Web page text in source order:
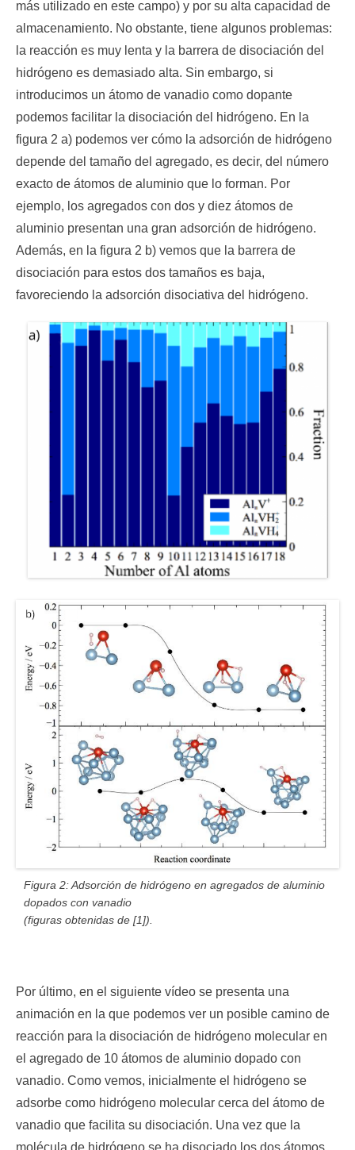
más utilizado en este campo) y por su alta capacidad de
almacenamiento. No obstante, tiene algunos problemas:
la reacción es muy lenta y la barrera de disociación del
hidrógeno es demasiado alta. Sin embargo, si
introducimos un átomo de vanadio como dopante
podemos facilitar la disociación del hidrógeno. En la
figura 2 a) podemos ver cómo la adsorción de hidrógeno
depende del tamaño del agregado, es decir, del número
exacto de átomos de aluminio que lo forman. Por
ejemplo, los agregados con dos y diez átomos de
aluminio presentan una gran adsorción de hidrógeno.
Además, en la figura 2 b) vemos que la barrera de
disociación para estos dos tamaños es baja,
favoreciendo la adsorción disociativa del hidrógeno.
Figura 2: Adsorción de hidrógeno en agregados de aluminio
dopados con vanadio
(figuras obtenidas de [1]).
Por último, en el siguiente vídeo se presenta una
animación en la que podemos ver un posible camino de
reacción para la disociación de hidrógeno molecular en
el agregado de 10 átomos de aluminio dopado con
vanadio. Como vemos, inicialmente el hidrógeno se
adsorbe como hidrógeno molecular cerca del átomo de
vanadio que facilita su disociación. Una vez que la
molécula de hidrógeno se ha disociado los dos átomos